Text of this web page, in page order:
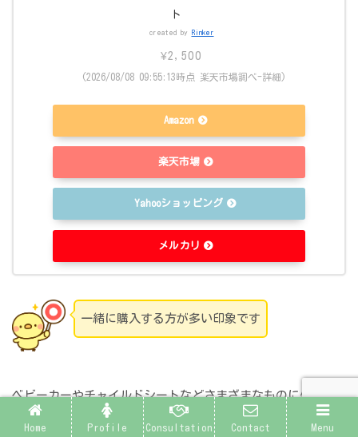
ト
created by Rinker
¥2,500
(2026/08/08 09:55:13時点 楽天市場調べ-詳細)
Amazon
楽天市場
Yahooショッピング
メルカリ
一緒に購入する方が多い印象です
ベビーカーやチャイルドシートなどさまざまなものに使用で
きるマルチシートでも対応できますが、サイズか微妙に合わ
Home Profile Consultation Contact Menu